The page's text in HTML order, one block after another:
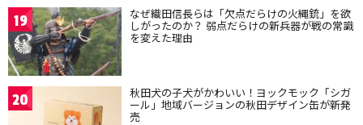
19 なぜ織田信長らは「欠点だらけの火縄銃」を欲
しがったのか？ 弱点だらけの新兵器が戦の常識
を変えた理由
20 秋田犬の子犬がかわいい！ヨックモック「シガ
ール」地域バージョンの秋田デザイン缶が新発
売